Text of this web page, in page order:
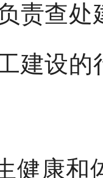
责查
建设
健康和